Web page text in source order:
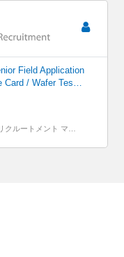
Field Application
Card / Wafer Tes…